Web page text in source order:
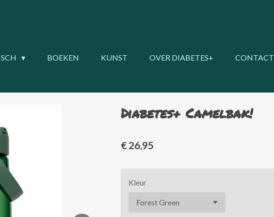
BOEKEN KUNST OVER DIABETES+ CONTACT
Diabetes+ Camelbak!
€ 26,95
Kleur